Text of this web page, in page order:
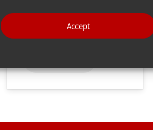
Accept
ーを搭載した重量式ブレン
ディング・ソリューション